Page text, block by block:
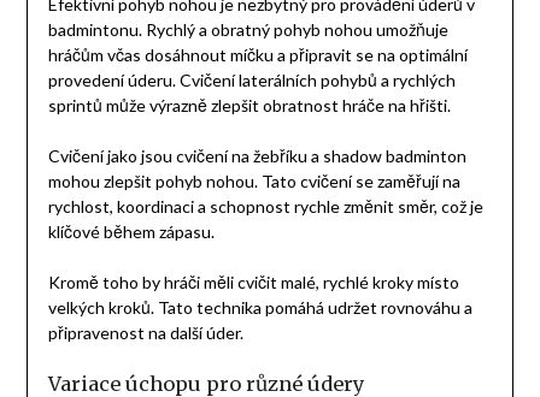
Efektivní pohyb nohou je nezbytný pro provádění úderů v
badmintonu. Rychlý a obratný pohyb nohou umožňuje
hráčům včas dosáhnout míčku a připravit se na optimální
provedení úderu. Cvičení laterálních pohybů a rychlých
sprintů může výrazně zlepšit obratnost hráče na hřišti.
Cvičení jako jsou cvičení na žebříku a shadow badminton
mohou zlepšit pohyb nohou. Tato cvičení se zaměřují na
rychlost, koordinaci a schopnost rychle změnit směr, což je
klíčové během zápasu.
Kromě toho by hráči měli cvičit malé, rychlé kroky místo
velkých kroků. Tato technika pomáhá udržet rovnováhu a
připravenost na další úder.
Variace úchopu pro různé údery